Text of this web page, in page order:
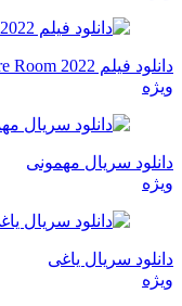
دانلود فیلم Wire Room 2022 اتاق شنود
ویژه
دانلود سریال مهمونی
ویژه
دانلود سریال یاغی
ویژه